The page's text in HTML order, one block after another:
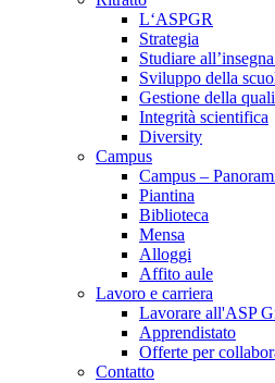
L‘ASPGR
Strategia
Studiare
Sviluppo della
Gestione della
Integrità scientifica
Diversity
Campus
Campus –
Piantina
Biblioteca
Mensa
Alloggi
Affito aule
Lavoro e carriera
Lavorare all'ASP
Apprendistato
Offerte per
Contatto